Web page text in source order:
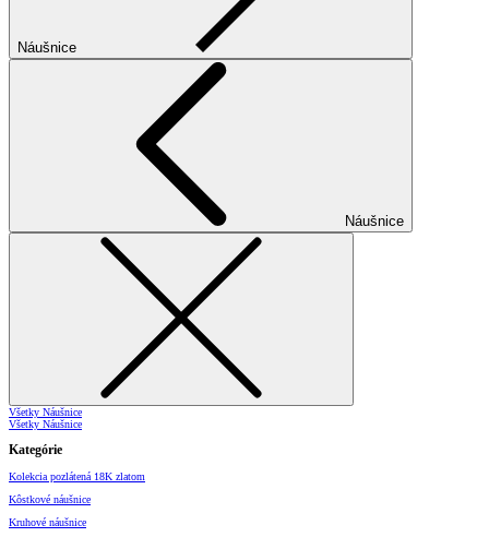
Náušnice
Náušnice
Všetky Náušnice
Všetky Náušnice
Kategórie
Kolekcia pozlátená 18K zlatom
Kôstkové náušnice
Kruhové náušnice